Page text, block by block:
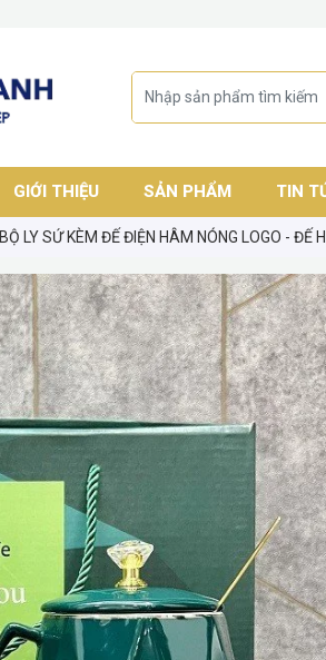
GIỚI THIỆU SẢN PHẨM TIN
BỘ LY SỨ KÈM ĐẾ ĐIỆN HÂM NÓNG LOGO - ĐẾ